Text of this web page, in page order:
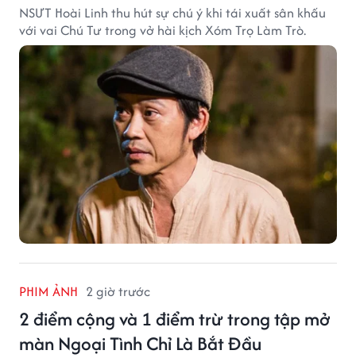
NSƯT Hoài Linh thu hút sự chú ý khi tái xuất sân khấu
với vai Chú Tư trong vở hài kịch Xóm Trọ Làm Trò.
PHIM ẢNH 2 giờ trước
2 điểm cộng và 1 điểm trừ trong tập mở
màn Ngoại Tình Chỉ Là Bắt Đầu